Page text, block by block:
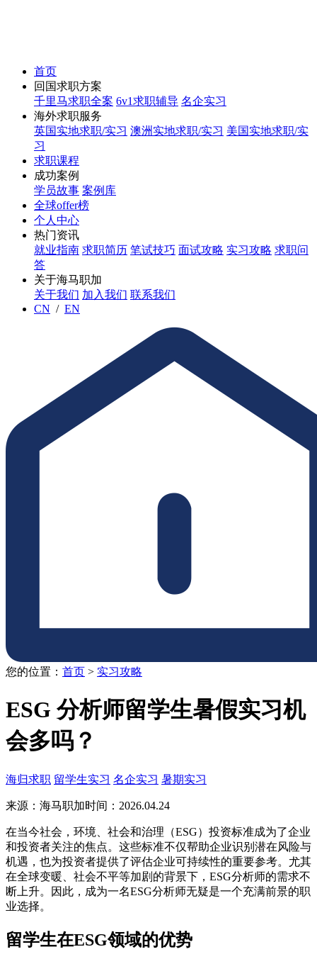
首页
回国求职方案
千里马求职全案 6v1求职辅导 名企实习
海外求职服务
英国实地求职/实习 澳洲实地求职/实习 美国实地求职/实
习
求职课程
成功案例
学员故事 案例库
全球offer榜
个人中心
热门资讯
就业指南 求职简历 笔试技巧 面试攻略 实习攻略 求职问
答
关于海马职加
关于我们 加入我们 联系我们
CN / EN
您的位置： 首页 > 实习攻略
ESG 分析师留学生暑假实习机
会多吗？
海归求职 留学生实习 名企实习 暑期实习
来源：海马职加时间：2026.04.24
在当今社会，环境、社会和治理（ESG）投资标准成为了企业
和投资者关注的焦点。这些标准不仅帮助企业识别潜在风险与
机遇，也为投资者提供了评估企业可持续性的重要参考。尤其
在全球变暖、社会不平等加剧的背景下，ESG分析师的需求不
断上升。因此，成为一名ESG分析师无疑是一个充满前景的职
业选择。
留学生在ESG领域的优势